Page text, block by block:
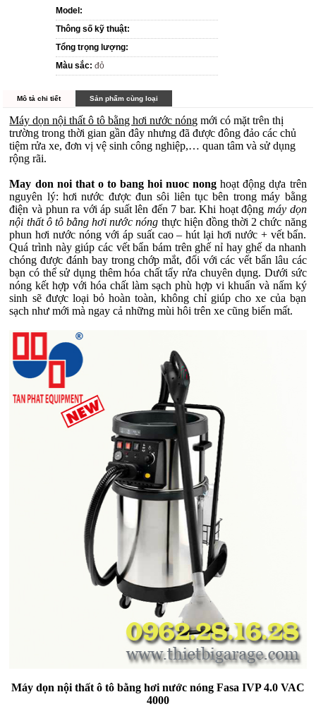
Model:
Thông số kỹ thuật:
Tổng trọng lượng:
Màu sắc:đỏ
Mô tả chi tiết Sản phẩm cùng loại
Máy dọn nội thất ô tô bằng hơi nước nóng mới có mặt trên thị
trường trong thời gian gần đây nhưng đã được đông đảo các chủ
tiệm rửa xe, đơn vị vệ sinh công nghiệp,… quan tâm và sử dụng
rộng rãi.
May don noi that o to bang hoi nuoc nong hoạt động dựa trên
nguyên lý: hơi nước được đun sôi liên tục bên trong máy bằng
điện và phun ra với áp suất lên đến 7 bar. Khi hoạt động máy dọn
nội thất ô tô bằng hơi nước nóng thực hiện đồng thời 2 chức năng
phun hơi nước nóng với áp suất cao – hút lại hơi nước + vết bẩn.
Quá trình này giúp các vết bẩn bám trên ghế nỉ hay ghế da nhanh
chóng được đánh bay trong chớp mắt, đối với các vết bẩn lâu các
bạn có thể sử dụng thêm hóa chất tẩy rửa chuyên dụng. Dưới sức
nóng kết hợp với hóa chất làm sạch phù hợp vi khuẩn và nấm ký
sinh sẽ được loại bỏ hoàn toàn, không chỉ giúp cho xe của bạn
sạch như mới mà ngay cả những mùi hôi trên xe cũng biến mất.
Máy dọn nội thất ô tô bằng hơi nước nóng Fasa IVP 4.0 VAC
4000